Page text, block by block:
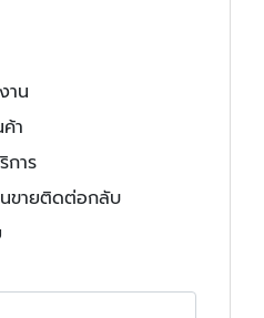
าน
า
การ
ขายติดต่อกลับ